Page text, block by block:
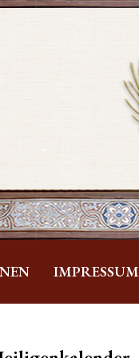
IMPRESSUM